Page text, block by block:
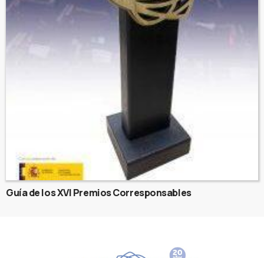
Guía de los XVI Premios Corresponsables